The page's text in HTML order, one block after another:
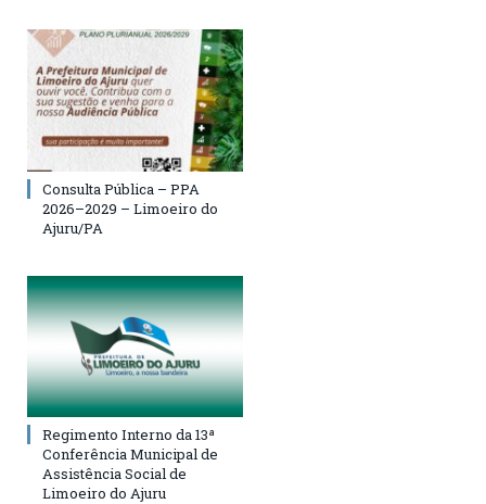
Consulta Pública – PPA
2026–2029 – Limoeiro do
Ajuru/PA
Regimento Interno da 13ª
Conferência Municipal de
Assistência Social de
Limoeiro do Ajuru